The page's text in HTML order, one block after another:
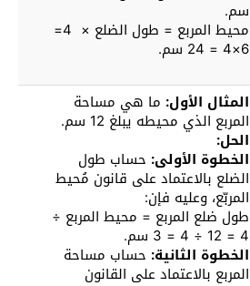
سم.
محيط المربع = طول الضلع × 4=
6×4 = 24 سم.
المثال الأول: ما هي مساحة
المربع الذي محيطه يبلغ 12 سم.
الحل:
الخطوة الأولى: حساب طول
الضلع بالاعتماد على قانون مُحيط
المربّع، وعليه فإن:
طول ضلع المربع = محيط المربع ÷
4 = 12 ÷ 4 = 3 سم.
الخطوة الثانية: حساب مساحة
المربع بالاعتماد على القانون